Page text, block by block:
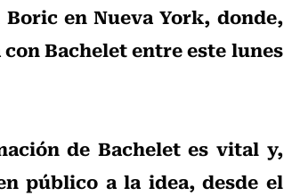
en Nueva York, donde,
Bachelet entre este lunes
de Bachelet es vital y,
público a la idea, desde el